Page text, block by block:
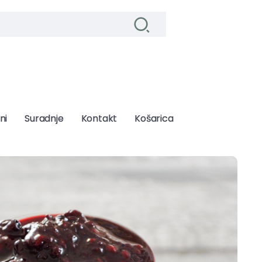
Suradnje Kontakt Košarica
Suradnje Kontakt Košarica